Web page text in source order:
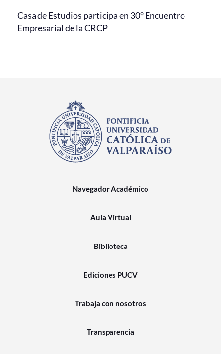
Casa de Estudios participa en 30° Encuentro
Empresarial de la CRCP
Navegador Académico
Aula Virtual
Biblioteca
Ediciones PUCV
Trabaja con nosotros
Transparencia